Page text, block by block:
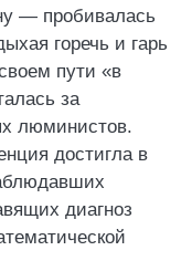
— пробивалась
горечь и гарь
пути «в
за
люминистов.
достигла в
диагноз